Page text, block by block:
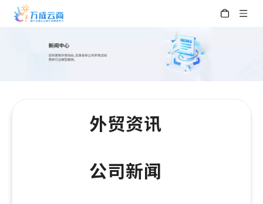
外贸资讯
公司新闻